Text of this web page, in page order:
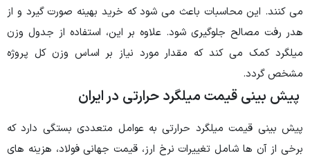
می کنند. این محاسبات باعث می شود که خرید بهینه صورت گیرد و از
هدر رفت مصالح جلوگیری شود. علاوه بر این، استفاده از جدول وزن
میلگرد کمک می کند که مقدار مورد نیاز بر اساس وزن کل پروژه
مشخص گردد.
پیش بینی قیمت میلگرد حرارتی در ایران
پیش بینی قیمت میلگرد حرارتی به عوامل متعددی بستگی دارد که
برخی از آن ها شامل تغییرات نرخ ارز، قیمت جهانی فولاد، هزینه های